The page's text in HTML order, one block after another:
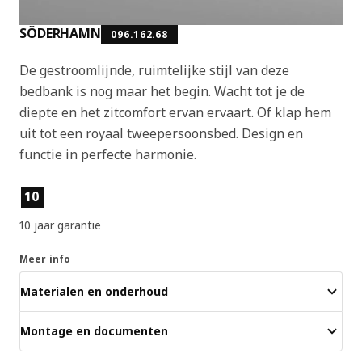
SÖDERHAMN 096.162.68
De gestroomlijnde, ruimtelijke stijl van deze
bedbank is nog maar het begin. Wacht tot je de
diepte en het zitcomfort ervan ervaart. Of klap hem
uit tot een royaal tweepersoonsbed. Design en
functie in perfecte harmonie.
Producteigenschappen
10
10 jaar garantie
Meer info
Materialen en onderhoud
Montage en documenten